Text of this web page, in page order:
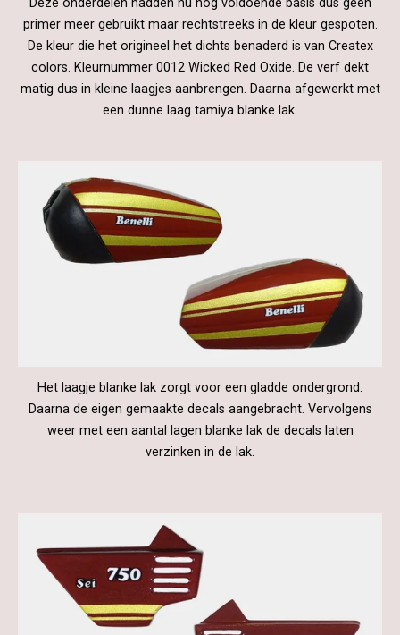
primer meer gebruikt maar rechtstreeks in de kleur gespoten.
De kleur die het origineel het dichts benaderd is van Createx
colors. Kleurnummer 0012 Wicked Red Oxide. De verf dekt
matig dus in kleine laagjes aanbrengen. Daarna afgewerkt met
een dunne laag tamiya blanke lak.
Het laagje blanke lak zorgt voor een gladde ondergrond.
Daarna de eigen gemaakte decals aangebracht. Vervolgens
weer met een aantal lagen blanke lak de decals laten
verzinken in de lak.